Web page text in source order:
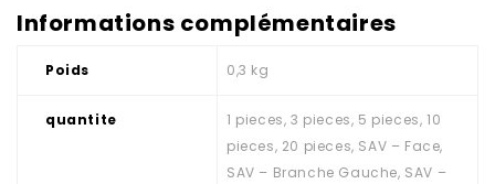
Informations complémentaires
Poids 0,3 kg
quantite
1 pieces, 3 pieces, 5 pieces, 10
pieces, 20 pieces, SAV – Face,
SAV – Branche Gauche, SAV –